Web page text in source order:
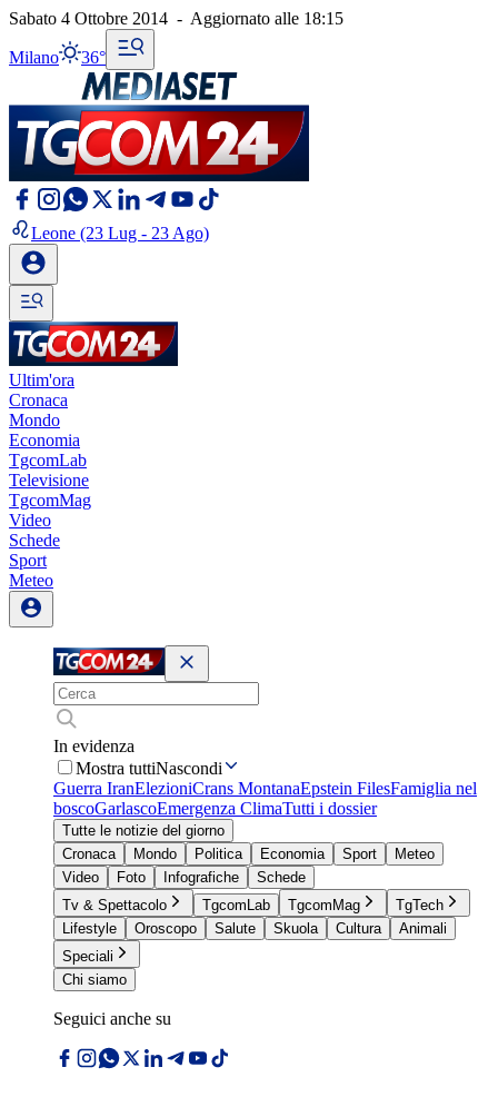
Sabato 4 Ottobre 2014 - Aggiornato alle 18:15
Milano 36°
Leone (23 Lug - 23 Ago)
Ultim'ora
Cronaca
Mondo
Economia
TgcomLab
Televisione
TgcomMag
Video
Schede
Sport
Meteo
In evidenza
Mostra tuttiNascondi
Guerra IranElezioniCrans MontanaEpstein FilesFamiglia nel
boscoGarlascoEmergenza ClimaTutti i dossier
Tutte le notizie del giorno
Cronaca
Mondo Politica Economia Sport
Meteo
Video
Foto Infografiche
Schede
Tv & Spettacolo
TgcomLab TgcomMag
TgTech
Lifestyle
Oroscopo Salute Skuola Cultura
Animali
Speciali
Chi siamo
Seguici anche su